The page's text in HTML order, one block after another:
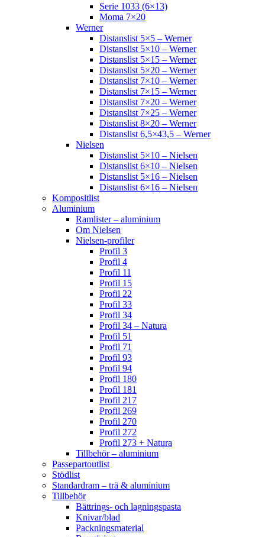
Serie 1033 (6×13)
Moma 7×20
Werner
Distanslist 5×5 – Werner
Distanslist 5×10 – Werner
Distanslist 5×15 – Werner
Distanslist 5×20 – Werner
Distanslist 7×10 – Werner
Distanslist 7×15 – Werner
Distanslist 7×20 – Werner
Distanslist 7×25 – Werner
Distanslist 8×20 – Werner
Distanslist 6,5×43,5 – Werner
Nielsen
Distanslist 5×10 – Nielsen
Distanslist 6×10 – Nielsen
Distanslist 5×16 – Nielsen
Distanslist 6×16 – Nielsen
Kompositlist
Aluminium
Ramlister – aluminium
Om Nielsen
Nielsen-profiler
Profil 3
Profil 4
Profil 11
Profil 15
Profil 22
Profil 33
Profil 34
Profil 34 – Natura
Profil 51
Profil 71
Profil 93
Profil 94
Profil 180
Profil 181
Profil 217
Profil 269
Profil 270
Profil 272
Profil 273 + Natura
Tillbehör – aluminium
Passepartoutlist
Stödlist
Standardram – trä & aluminium
Tillbehör
Bättrings- och lagningspasta
Knivar/blad
Packningsmaterial